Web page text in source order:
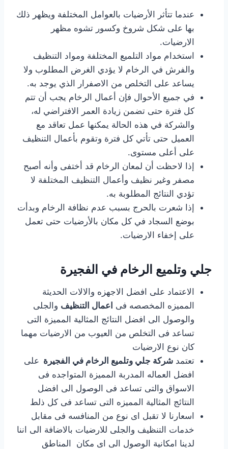
عندما تتأثر الأرضيات بالعوامل المختلفة ويظهر ذلك
بها على شكل شروخ وكسور تشوه مظهر
الارضيات.
استخدام مواد التلميع المختلفة ومواد التنظيف
والفرش في الرخام لا يؤدي الغرض المطلوب ولا
يساعد على التخلص من الاصفرار الذي يوجد به.
في جميع الأحوال فإن أعمال الرخام يجب أن تتم
كل فترة حتى تضمن زيادة العمر الافتراضي له،
والشركة في هذه الحالة يمكنها عمل تعاقد مع
العميل حتى تأتي كل فترة وتقوم بأعمال التنظيف
على أعلى مستوى.
إذا لاحظت أن لمعان الرخام قد أختفى وأنه أصبح
مصفر وغير نظيف وأعمال التنظيف المختلفة لا
تؤدي النتائج المطلوبة به.
إذا شعرت بالحرج بسبب عدم نظافة الرخام وبدأت
بوضع السجاد في كل مكان بالأرضيات حتى تعمل
على إخفاء الارضيات.
جلي وتلميع الرخام في الفجيرة
الاعتماد على افضل الاجهزه والالات الحديثة
المميزه المخصصه فى اعمال التنظيف والجلى
والوصول الى افضل النتائج المثالية المميزة التى
تساعد فى التخلص من العيوب من الارضيات مهما
كان نوع الارضيات
تعتمد شركة جلي وتلميع الرخام في الفجيرة على
افضل العماله المدربة المميزة المتواجده فى
الاسواق والتى تساعد فى الوصول الى افضل
النتائج المثالية المميزه التى تساعد فى كل ذلط
اسعارنا لا تقبل اى نوع من المنافسه فى مقابل
خدمات التنظيف والجلى للارضيات بالاضافة الى اننا
لدينا امكانية الوصول الى اى مكان المناطق